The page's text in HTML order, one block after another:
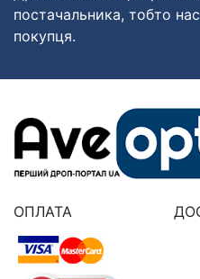
постачальника, тобто
покупця.
ОПЛАТА